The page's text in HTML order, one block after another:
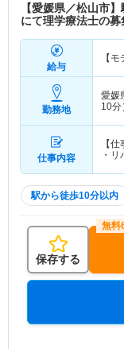
【愛媛県／松山市
にて理学療法士の募
給与
【
勤務地
愛媛
10分
仕事内容
【
・
駅から徒歩10分以内
保存する